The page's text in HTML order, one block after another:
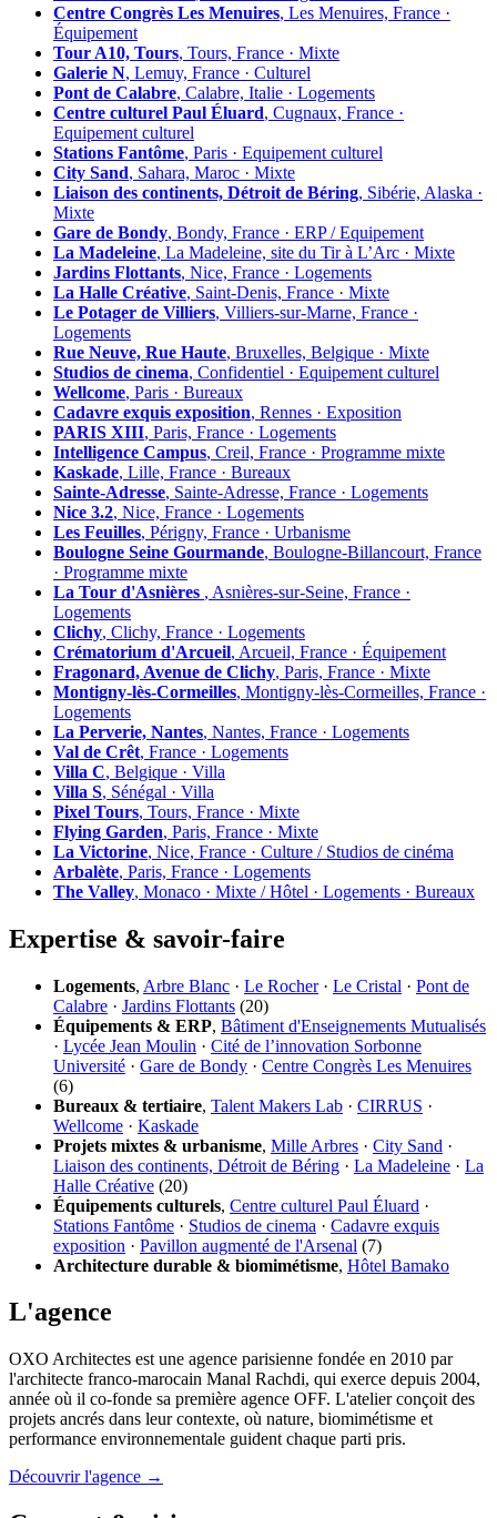
Centre Congrès Les Menuires, Les Menuires, France ·
Équipement
Tour A10, Tours, Tours, France · Mixte
Galerie N, Lemuy, France · Culturel
Pont de Calabre, Calabre, Italie · Logements
Centre culturel Paul Éluard, Cugnaux, France ·
Equipement culturel
Stations Fantôme, Paris · Equipement culturel
City Sand, Sahara, Maroc · Mixte
Liaison des continents, Détroit de Béring, Sibérie, Alaska ·
Mixte
Gare de Bondy, Bondy, France · ERP / Equipement
La Madeleine, La Madeleine, site du Tir à L’Arc · Mixte
Jardins Flottants, Nice, France · Logements
La Halle Créative, Saint-Denis, France · Mixte
Le Potager de Villiers, Villiers-sur-Marne, France ·
Logements
Rue Neuve, Rue Haute, Bruxelles, Belgique · Mixte
Studios de cinema, Confidentiel · Equipement culturel
Wellcome, Paris · Bureaux
Cadavre exquis exposition, Rennes · Exposition
PARIS XIII, Paris, France · Logements
Intelligence Campus, Creil, France · Programme mixte
Kaskade, Lille, France · Bureaux
Sainte-Adresse, Sainte-Adresse, France · Logements
Nice 3.2, Nice, France · Logements
Les Feuilles, Périgny, France · Urbanisme
Boulogne Seine Gourmande, Boulogne-Billancourt, France
· Programme mixte
La Tour d'Asnières , Asnières-sur-Seine, France ·
Logements
Clichy, Clichy, France · Logements
Crématorium d'Arcueil, Arcueil, France · Équipement
Fragonard, Avenue de Clichy, Paris, France · Mixte
Montigny-lès-Cormeilles, Montigny-lès-Cormeilles, France ·
Logements
La Perverie, Nantes, Nantes, France · Logements
Val de Crêt, France · Logements
Villa C, Belgique · Villa
Villa S, Sénégal · Villa
Pixel Tours, Tours, France · Mixte
Flying Garden, Paris, France · Mixte
La Victorine, Nice, France · Culture / Studios de cinéma
Arbalète, Paris, France · Logements
The Valley, Monaco · Mixte / Hôtel · Logements · Bureaux
Expertise & savoir-faire
Logements, Arbre Blanc · Le Rocher· Le Cristal · Pont de
Calabre · Jardins Flottants (20)
Équipements & ERP, Bâtiment d'Enseignements Mutualisés
· Lycée Jean Moulin · Cité de l’innovation Sorbonne
Université · Gare de Bondy · Centre Congrès Les Menuires
(6)
Bureaux & tertiaire, Talent Makers Lab · CIRRUS ·
Wellcome · Kaskade
Projets mixtes & urbanisme, Mille Arbres · City Sand ·
Liaison des continents, Détroit de Béring · La Madeleine · La
Halle Créative (20)
Équipements culturels, Centre culturel Paul Éluard ·
Stations Fantôme · Studios de cinema · Cadavre exquis
exposition · Pavillon augmenté de l'Arsenal (7)
Architecture durable & biomimétisme, Hôtel Bamako
L'agence
OXO Architectes est une agence parisienne fondée en 2010 par
l'architecte franco-marocain Manal Rachdi, qui exerce depuis 2004,
année où il co-fonde sa première agence OFF. L'atelier conçoit des
projets ancrés dans leur contexte, où nature, biomimétisme et
performance environnementale guident chaque parti pris.
Découvrir l'agence →